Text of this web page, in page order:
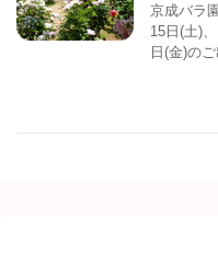
京成バラ
15日(土)
日(金)の